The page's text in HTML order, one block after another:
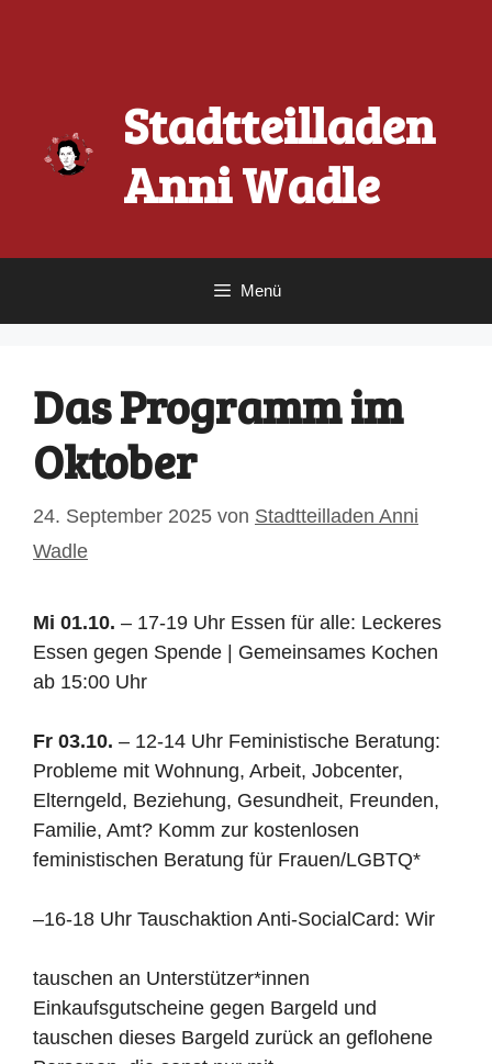
Stadtteilladen
Anni Wadle
Menü
Das Programm im
Oktober
24. September 2025 von Stadtteilladen Anni
Wadle
Mi 01.10. – 17-19 Uhr Essen für alle: Leckeres
Essen gegen Spende | Gemeinsames Kochen
ab 15:00 Uhr
Fr 03.10. – 12-14 Uhr Feministische Beratung:
Probleme mit Wohnung, Arbeit, Jobcenter,
Elterngeld, Beziehung, Gesundheit, Freunden,
Familie, Amt? Komm zur kostenlosen
feministischen Beratung für Frauen/LGBTQ*
–16-18 Uhr Tauschaktion Anti-SocialCard: Wir
tauschen an Unterstützer*innen
Einkaufsgutscheine gegen Bargeld und
tauschen dieses Bargeld zurück an geflohene